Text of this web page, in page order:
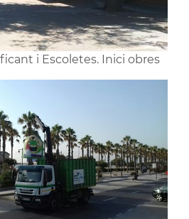
i Escoletes. Inici obres